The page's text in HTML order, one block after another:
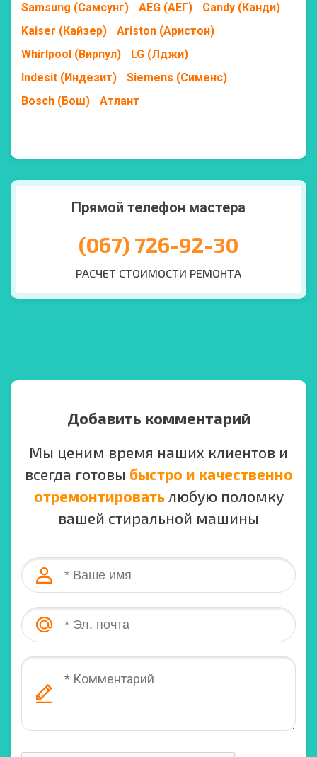
Samsung (Самсунг)
AEG (АЕГ)
Candy (Канди)
Kaiser (Кайзер)
Ariston (Аристон)
Whirlpool (Вирпул)
LG (Лджи)
Indesit (Индезит)
Siemens (Сименс)
Bosch (Бош)
Атлант
Прямой телефон мастера
(067) 726-92-30
РАСЧЕТ СТОИМОСТИ РЕМОНТА
Добавить комментарий
Мы ценим время наших клиентов и
всегда готовы быстро и качественно
отремонтироватьлюбую поломку
вашей стиральной машины